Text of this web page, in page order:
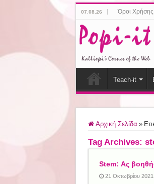
07.08.26 Όροι Χρήσης
Teach-it
Αρχική Σελίδα »
Tag Archives:
Stem: Ας
21 Οκτωβρίου 2021